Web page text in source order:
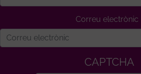
Correu electrònic
CAPTCHA